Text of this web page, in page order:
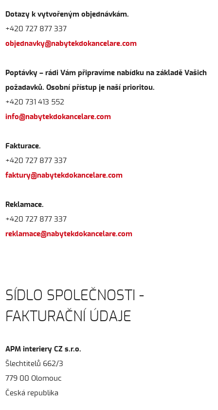
Dotazy k vytvořeným objednávkám.
+420 727 877 337
objednavky@nabytekdokancelare.com
Poptávky – rádi Vám připravíme nabídku na základě Vašich
požadavků. Osobní přístup je naší prioritou.
+420 731 413 552
info@nabytekdokancelare.com
Fakturace.
+420 727 877 337
faktury@nabytekdokancelare.com
Reklamace.
+420 727 877 337
reklamace@nabytekdokancelare.com
SÍDLO SPOLEČNOSTI -
FAKTURAČNÍ ÚDAJE
APM interiery CZ s.r.o.
Šlechtitelů 662/3
779 00 Olomouc
Česká republika